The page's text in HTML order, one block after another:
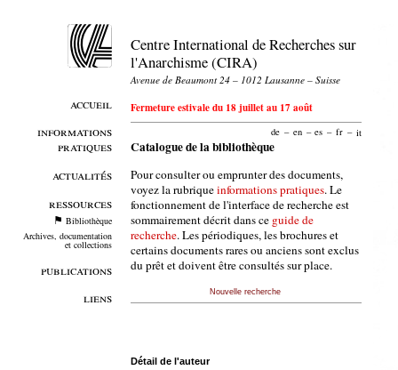
accueil
informations
pratiques
actualités
ressources
Bibliothèque
Archives, documentation
et collections
publications
liens
Centre International de Recherches sur
l'Anarchisme (CIRA)
Avenue de Beaumont 24 – 1012 Lausanne – Suisse
Fermeture estivale du 18 juillet au 17 août
de – en – es – fr – it
Catalogue de la bibliothèque
Pour consulter ou emprunter des documents,
voyez la rubriqueinformations pratiques. Le
fonctionnement de l'interface de recherche est
sommairement décrit dans ce guide de
recherche. Les périodiques, les brochures et
certains documents rares ou anciens sont exclus
du prêt et doivent être consultés sur place.
Nouvelle recherche
Détail de l'auteur